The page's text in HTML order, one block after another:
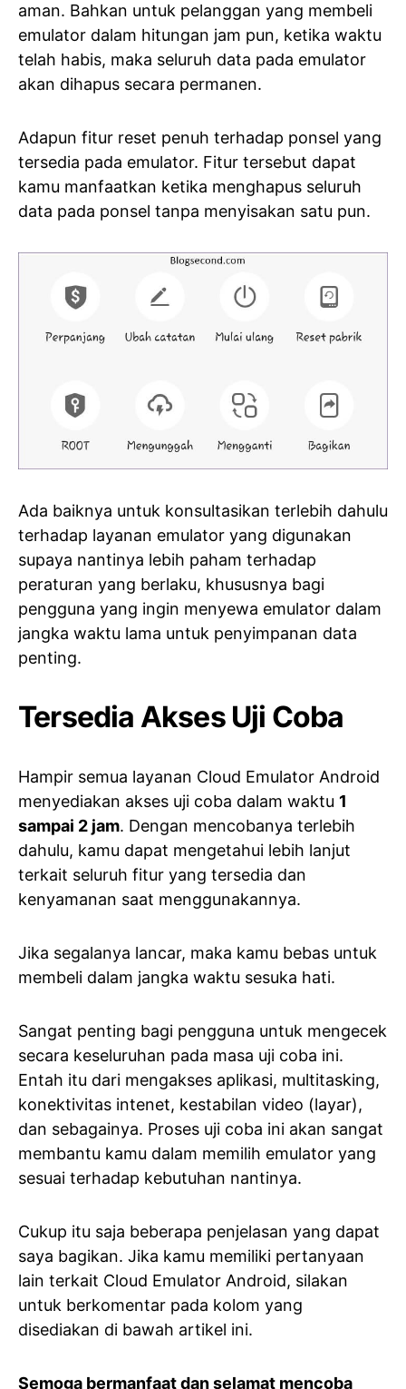
aman. Bahkan untuk pelanggan yang membeli
emulator dalam hitungan jam pun, ketika waktu
telah habis, maka seluruh data pada emulator
akan dihapus secara permanen.
Adapun fitur reset penuh terhadap ponsel yang
tersedia pada emulator. Fitur tersebut dapat
kamu manfaatkan ketika menghapus seluruh
data pada ponsel tanpa menyisakan satu pun.
Ada baiknya untuk konsultasikan terlebih dahulu
terhadap layanan emulator yang digunakan
supaya nantinya lebih paham terhadap
peraturan yang berlaku, khususnya bagi
pengguna yang ingin menyewa emulator dalam
jangka waktu lama untuk penyimpanan data
penting.
Tersedia Akses Uji Coba
Hampir semua layanan Cloud Emulator Android
menyediakan akses uji coba dalam waktu 1
sampai 2 jam. Dengan mencobanya terlebih
dahulu, kamu dapat mengetahui lebih lanjut
terkait seluruh fitur yang tersedia dan
kenyamanan saat menggunakannya.
Jika segalanya lancar, maka kamu bebas untuk
membeli dalam jangka waktu sesuka hati.
Sangat penting bagi pengguna untuk mengecek
secara keseluruhan pada masa uji coba ini.
Entah itu dari mengakses aplikasi, multitasking,
konektivitas intenet, kestabilan video (layar),
dan sebagainya. Proses uji coba ini akan sangat
membantu kamu dalam memilih emulator yang
sesuai terhadap kebutuhan nantinya.
Cukup itu saja beberapa penjelasan yang dapat
saya bagikan. Jika kamu memiliki pertanyaan
lain terkait Cloud Emulator Android, silakan
untuk berkomentar pada kolom yang
disediakan di bawah artikel ini.
Semoga bermanfaat dan selamat mencoba